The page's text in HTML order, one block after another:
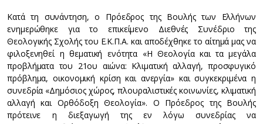
Κατά τη συνάντηση, ο Πρόεδρος της Βουλής των Ελλήνων
ενημερώθηκε για το επικείμενο Διεθνές Συνέδριο της
Θεολογικής Σχολής του Ε.Κ.Π.Α. και αποδέχθηκε το αίτημά μας να
φιλοξενηθεί η θεματική ενότητα «Η Θεολογία και τα μεγάλα
προβλήματα του 21ου αιώνα: Κλιματική αλλαγή, προσφυγικό
πρόβλημα, οικονομική κρίση και ανεργία» και συγκεκριμένα η
συνεδρία «Δημόσιος χώρος, πλουραλιστικές κοινωνίες, κλιματική
αλλαγή και Ορθόδοξη Θεολογία». Ο Πρόεδρος της Βουλής
πρότεινε η διεξαγωγή της εν λόγω συνεδρίας να